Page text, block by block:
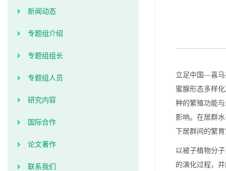
新闻动态
专题组介绍
专题组组长
专题组人员
研究内容
国际合作
论文著作
联系我们
立足中国—喜马
蜜腺形态多样
种的繁殖功能
影响。在居群
下居群间的繁
以被子植物分
的演化过程，